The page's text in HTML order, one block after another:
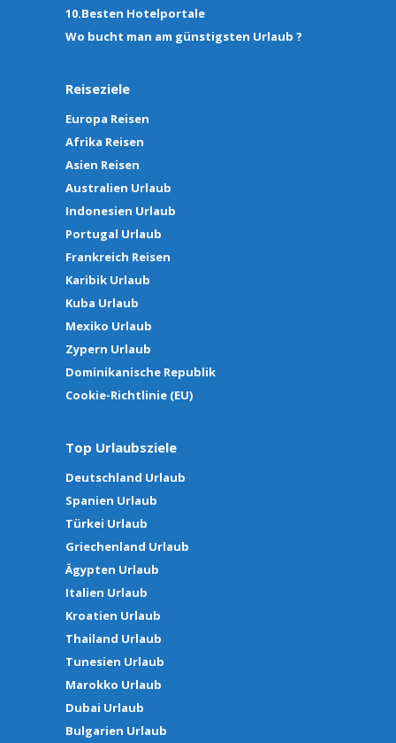
10.Besten Hotelportale
Wo bucht man am günstigsten Urlaub ?
Reiseziele
Europa Reisen
Afrika Reisen
Asien Reisen
Australien Urlaub
Indonesien Urlaub
Portugal Urlaub
Frankreich Reisen
Karibik Urlaub
Kuba Urlaub
Mexiko Urlaub
Zypern Urlaub
Dominikanische Republik
Cookie-Richtlinie (EU)
Top Urlaubsziele
Deutschland Urlaub
Spanien Urlaub
Türkei Urlaub
Griechenland Urlaub
Ägypten Urlaub
Italien Urlaub
Kroatien Urlaub
Thailand Urlaub
Tunesien Urlaub
Marokko Urlaub
Dubai Urlaub
Bulgarien Urlaub